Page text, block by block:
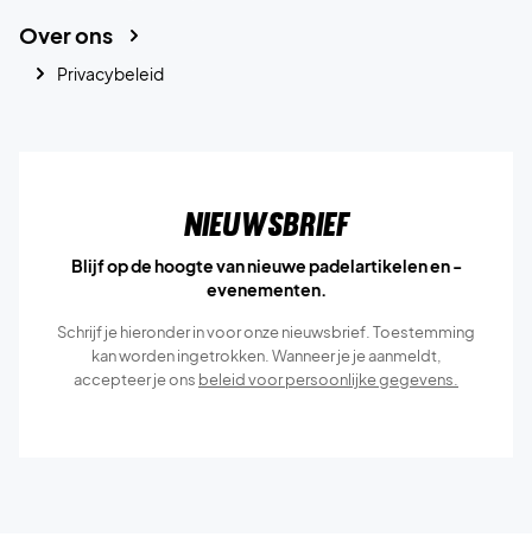
Over ons
Privacybeleid
Nieuwsbrief
Blijf op de hoogte van nieuwe padelartikelen en -
evenementen.
Schrijf je hieronder in voor onze nieuwsbrief. Toestemming
kan worden ingetrokken. Wanneer je je aanmeldt,
accepteer je ons beleid voor persoonlijke gegevens.